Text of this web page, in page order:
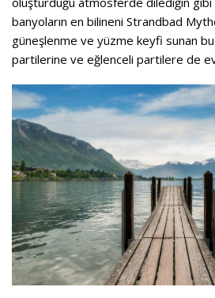
banyoların en bilineni Strandbad
güneşlenme ve yüzme keyfi sunan
partilerine ve eğlenceli partilere de